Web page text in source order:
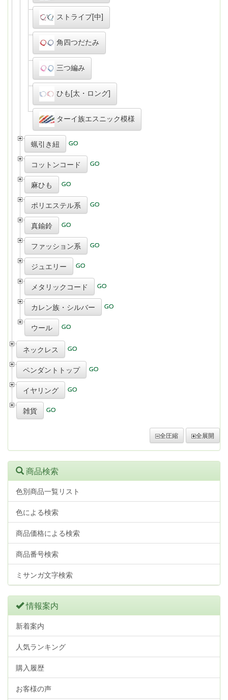
ストライプ[中]
角四つだたみ
三つ編み
ひも[太・ロング]
ターイ族エスニック模様
蝋引き紐
コットンコード
麻ひも
ポリエステル系
真鍮鈴
ファッション系
ジュエリー
メタリックコード
カレン族・シルバー
ウール
ネックレス
ペンダントトップ
イヤリング
雑貨
全圧縮 全展開
商品検索
色別商品一覧リスト
色による検索
商品価格による検索
商品番号検索
ミサンガ文字検索
情報案内
新着案内
人気ランキング
購入履歴
お客様の声